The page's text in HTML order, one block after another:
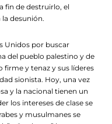
fin de destruirlo, el
desunión.
Unidos por buscar
del pueblo palestino y de
firme y tenaz y sus líderes
sionista. Hoy, una vez
y la nacional tienen un
los intereses de clase se
y musulmanes se